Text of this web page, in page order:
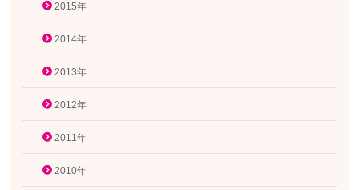
2015年
2014年
2013年
2012年
2011年
2010年